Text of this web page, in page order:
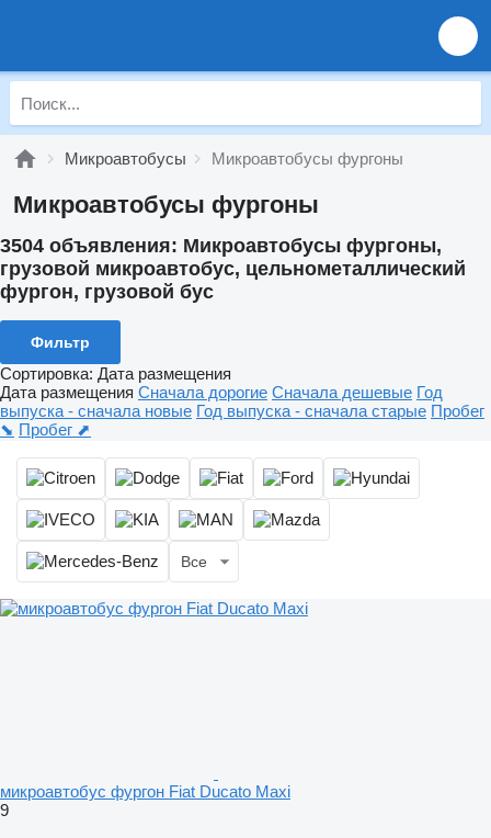
Микроавтобусы Микроавтобусы фургоны
Микроавтобусы фургоны
3504 объявления: Микроавтобусы фургоны,
грузовой микроавтобус, цельнометаллический
фургон, грузовой бус
Фильтр
Сортировка: Дата размещения
Дата размещения Сначала дорогие Сначала дешевые Год
выпуска - сначала новые Год выпуска - сначала старые Пробег
⬊ Пробег ⬈
Все
микроавтобус фургон Fiat Ducato Maxi
9